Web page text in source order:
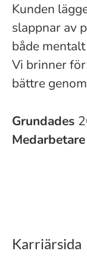
Kunden
slappnar av
både
Vi brinner
bättre
Grundades
Medarbetare
Karriärsida